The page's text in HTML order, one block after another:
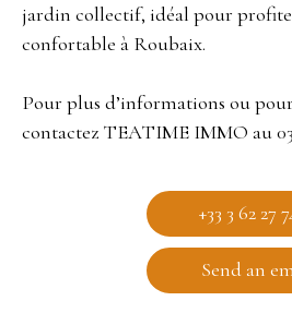
jardin collectif, idéal pour
confortable à Roubaix.
Pour plus d’informations ou
contactez TEATIME IMMO au 03
+33 3 62 27
Send an